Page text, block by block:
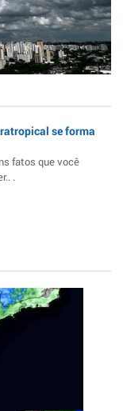
se forma
fatos que você
.